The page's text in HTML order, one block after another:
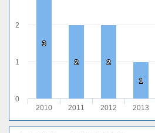
3
3
2
2 2
2
1
1
2010 2011 2012 2013
0
1
2